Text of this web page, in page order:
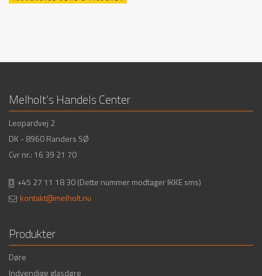
Melholt’s Handels Center
Leopardvej 2
DK - 8960 Randers SØ
Cvr nr.: 16 39 21 70
+45 27 11 18 30(Dette nummer modtager IKKE sms)
kontakt@melholt.nu
Produkter
Døre
Indvendige glasdøre